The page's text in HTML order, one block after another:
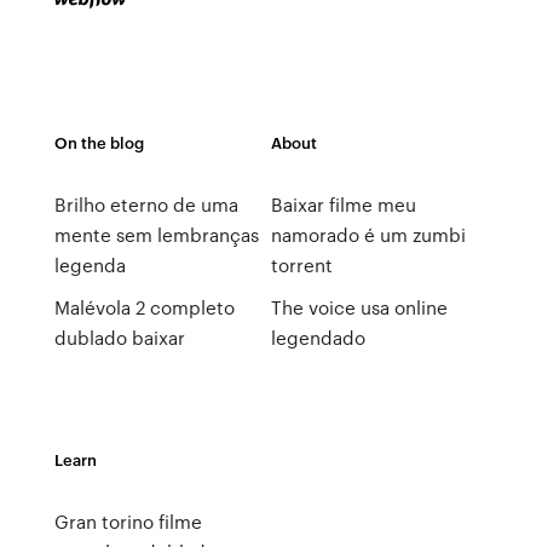
On the blog
Brilho eterno de uma
mente sem lembranças
legenda
Malévola 2 completo
dublado baixar
About
Baixar filme meu
namorado é um zumbi
torrent
The voice usa online
legendado
Learn
Gran torino filme